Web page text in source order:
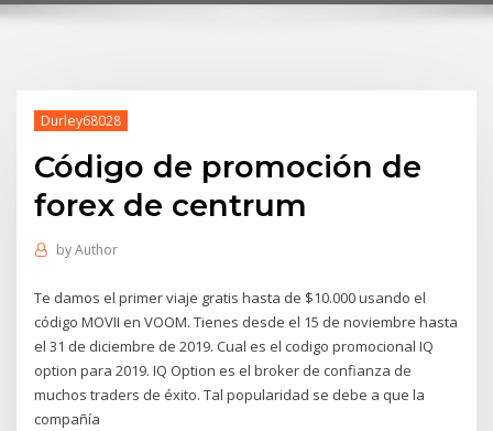
Durley68028
Código de promoción de
forex de centrum
byAuthor
Te damos el primer viaje gratis hasta de $10.000 usando el
código MOVII en VOOM. Tienes desde el 15 de noviembre hasta
el 31 de diciembre de 2019. Cual es el codigo promocional IQ
option para 2019. IQ Option es el broker de confianza de
muchos traders de éxito. Tal popularidad se debe a que la
compañía